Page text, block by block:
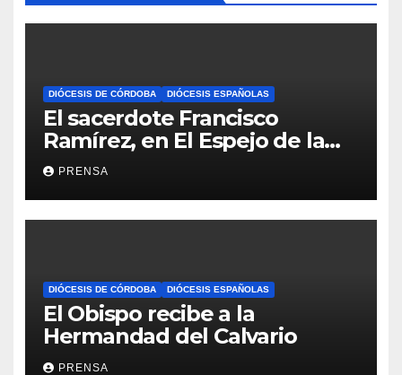
DIÓCESIS DE CÓRDOBA DIÓCESIS ESPAÑOLAS
El sacerdote Francisco
Ramírez, en El Espejo de la
Iglesia
PRENSA
DIÓCESIS DE CÓRDOBA DIÓCESIS ESPAÑOLAS
El Obispo recibe a la
Hermandad del Calvario
PRENSA